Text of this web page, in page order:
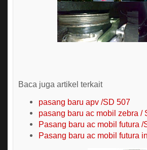
Baca juga artikel terkait
pasang baru apv /SD 507
pasang baru ac mobil zebra /
Pasang baru ac mobil futura /
Pasang baru ac mobil futura